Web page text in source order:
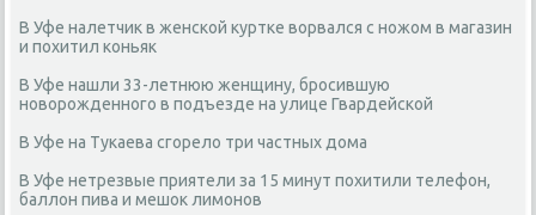
В Уфе налетчик в женской куртке ворвался с ножом в магазин
и похитил коньяк
В Уфе нашли 33-летнюю женщину, бросившую
новорожденного в подъезде на улице Гвардейской
В Уфе на Тукаева сгорело три частных дома
В Уфе нетрезвые приятели за 15 минут похитили телефон,
баллон пива и мешок лимонов